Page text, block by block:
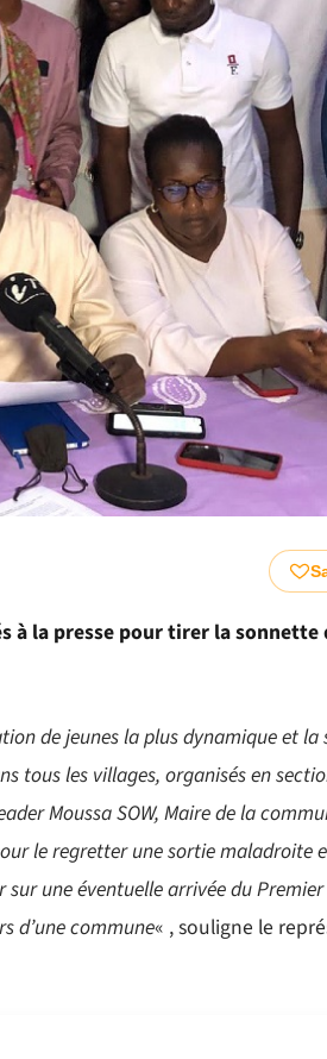
à la presse pour tirer la sonnette
de jeunes la plus dynamique et la
tous les villages, organisés en
Moussa SOW, Maire de la
le regretter une sortie maladroite
une éventuelle arrivée du
d’une commune« , souligne le